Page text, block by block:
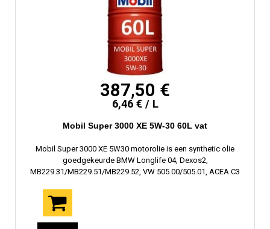
387,50 €
6,46 € / L
Mobil Super 3000 XE 5W-30 60L vat
Mobil Super 3000 XE 5W30 motorolie is een synthetic olie
goedgekeurde BMW Longlife 04, Dexos2,
MB229.31/MB229.51/MB229.52, VW 505.00/505.01, ACEA C3